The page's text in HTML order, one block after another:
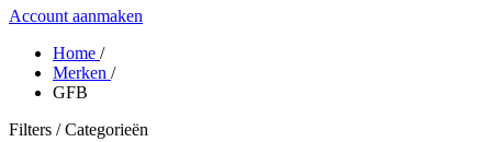
Account aanmaken
Home /
Merken /
GFB
Filters / Categorieën